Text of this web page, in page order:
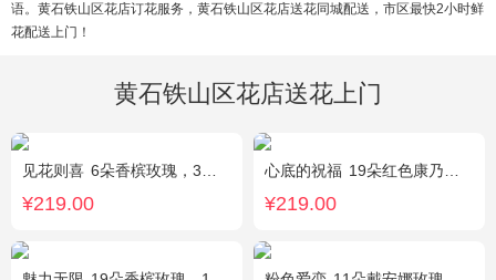
语。黄石铁山区花店订花服务，黄石铁山区花店送花同城配送，市区最快2小时鲜
花配送上门！
黄石铁山区花店送花上门
见花则喜 6朵香槟玫瑰，3朵向日葵，桔梗、绿叶搭配
¥219.00
心底的祝福 19朵红色康乃馨，绿叶搭配
¥219.00